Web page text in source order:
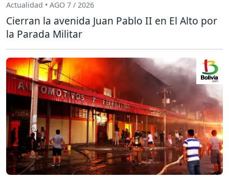
Actualidad • AGO 7 / 2026
Cierran la avenida Juan Pablo II en El Alto por
la Parada Militar